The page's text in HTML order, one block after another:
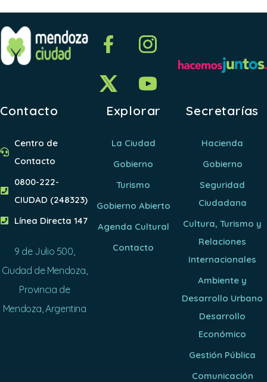
Contacto
Centro de
Contacto
0800-222-
CIUDAD (248323)
Línea Directa 147
9 de Julio 500,
Ciudad de Mendoza,
Provincia de
Mendoza, Argentina
Explorar
La Ciudad
Gobierno
Turismo
Gobierno Abierto
Agenda Cultural
Contacto
Secretarías
Hacienda
Gobierno
Seguridad
Ciudadana
Cultura, Turismo y
Relaciones
Internacionales
Ambiente y
Desarrollo Urbano
Desarrollo
Económico
Gestión Pública
Comunicación